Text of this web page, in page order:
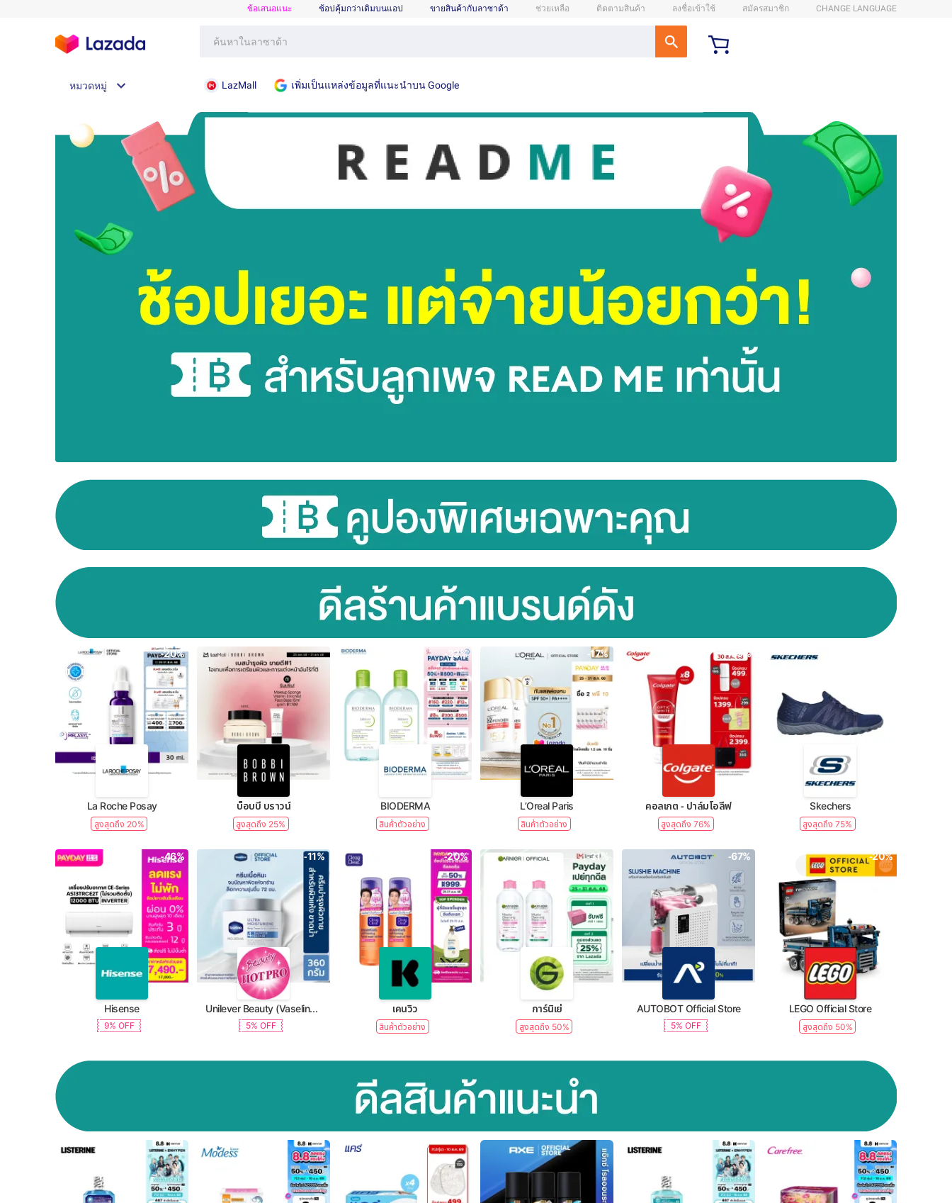
ข้อเสนอแนะ ช้อปคุ้มกว่าเดิมบนแอป ขายสินค้ากับลาซาด้า ช่วยเหลือ ติดตามสินค้า ลงชื่อเข้าใช้ สมัครสมาชิก CHANGE LANGUAGE
หมวดหมู่ LazMall เพิ่มเป็นแหล่งข้อมูลที่แนะนำบน Google
-20%
La Roche Posay
สูงสุดถึง 20%
บ็อบบี้ บราวน์
สูงสุดถึง 25%
-32%
BIODERMA
สินค้าตัวอย่าง
-17%
L’Oreal Paris
สินค้าตัวอย่าง
-39%
คอลเกต - ปาล์มโอลีฟ
สูงสุดถึง 76%
Skechers
สูงสุดถึง 75%
-46%
Hisense
9% OFF
-11%
Unilever Beauty (Vaseline, Dove, TRESemme, Clear)
5% OFF
-20%
เคนวิว
สินค้าตัวอย่าง
-31%
การ์นิเย่
สูงสุดถึง 50%
-67%
AUTOBOT Official Store
5% OFF
-20%
LEGO Official Store
สูงสุดถึง 50%